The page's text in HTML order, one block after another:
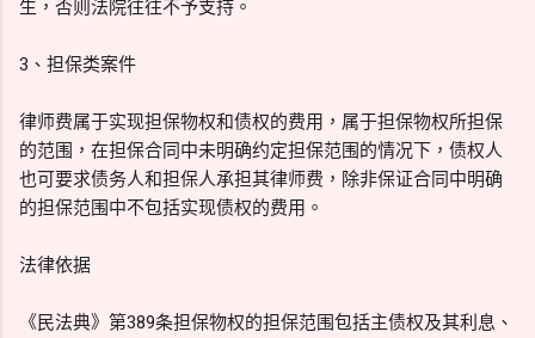
生，否则法院往往不予支持。
3、担保类案件
律师费属于实现担保物权和债权的费用，属于担保物权所担保
的范围，在担保合同中未明确约定担保范围的情况下，债权人
也可要求债务人和担保人承担其律师费，除非保证合同中明确
的担保范围中不包括实现债权的费用。
法律依据
《民法典》第389条担保物权的担保范围包括主债权及其利息、